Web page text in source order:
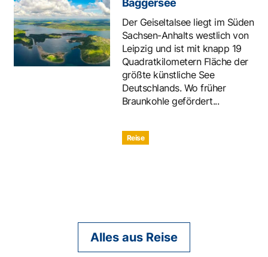
Baggersee
Der Geiseltalsee liegt im Süden
Sachsen-Anhalts westlich von
Leipzig und ist mit knapp 19
Quadratkilometern Fläche der
größte künstliche See
Deutschlands. Wo früher
Braunkohle gefördert...
Reise
Alles aus Reise